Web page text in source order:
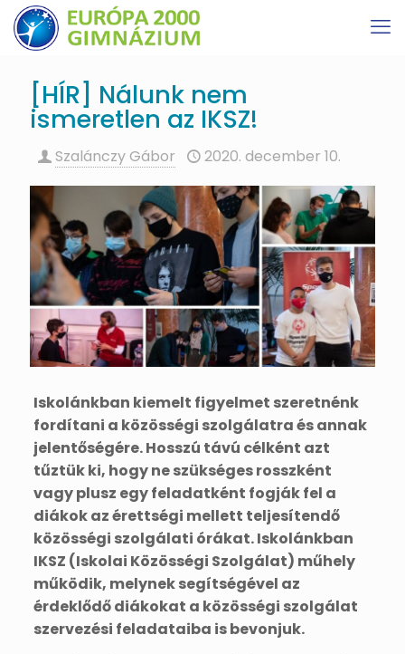
[HÍR] Nálunk nem
ismeretlen az IKSZ!
Szalánczy Gábor 2020. december 10.
Iskolánkban kiemelt figyelmet szeretnénk
fordítani a közösségi szolgálatra és annak
jelentőségére. Hosszú távú célként azt
tűztük ki, hogy ne szükséges rosszként
vagy plusz egy feladatként fogják fel a
diákok az érettségi mellett teljesítendő
közösségi szolgálati órákat. Iskolánkban
IKSZ (Iskolai Közösségi Szolgálat) műhely
működik, melynek segítségével az
érdeklődő diákokat a közösségi szolgálat
szervezési feladataiba is bevonjuk.